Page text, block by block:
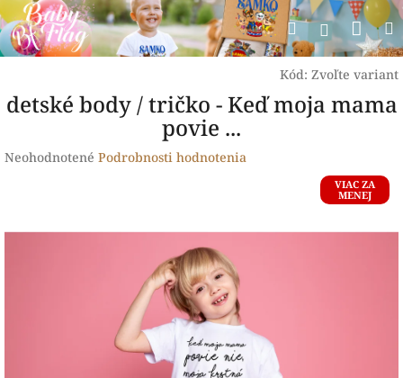
Prejsť
na
obsah
Hľadať
Kód: Zvoľte variant
detské body / tričko - Keď moja mama
povie ...
Priemerné
0,0
Neohodnotené Podrobnosti hodnotenia
VIAC ZA
MENEJ